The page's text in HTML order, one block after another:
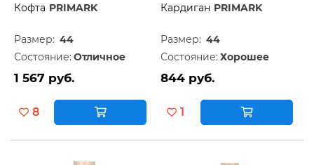
Кофта PRIMARK
Размер: 44
Состояние: Отличное
1 567 руб.
8
Кардиган PRIMARK
Размер: 44
Состояние: Хорошее
844 руб.
1